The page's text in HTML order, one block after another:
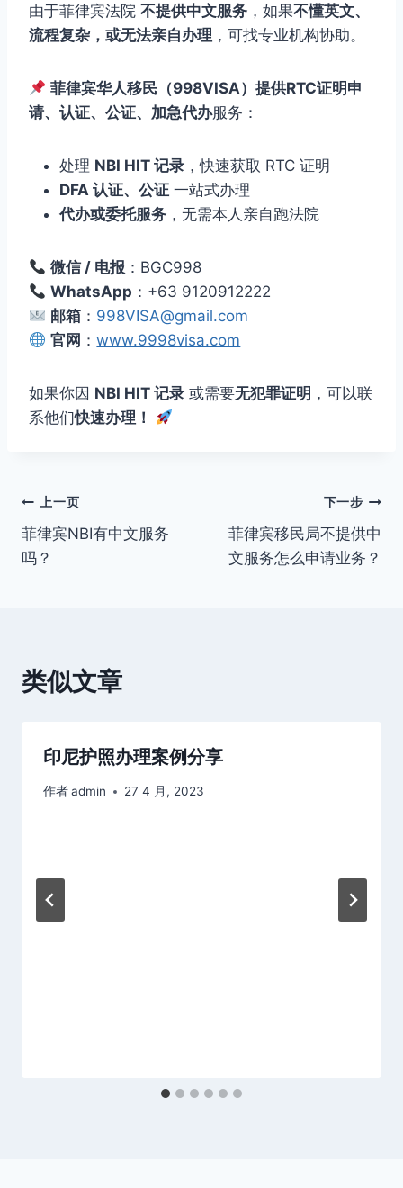
由于菲律宾法院 不提供中文服务 ，如果不懂英文、
流程复杂，或无法亲自办理 ，可找专业机构协助。
菲律宾华人移民（998VISA）提供RTC证明申
请、认证、公证、加急代办服务：
处理 NBI HIT 记录 ，快速获取 RTC 证明
DFA 认证、公证 一站式办理
代办或委托服务 ，无需本人亲自跑法院
微信 / 电报 ：BGC998
WhatsApp ：+63 9120912222
邮箱 ： 998VISA@gmail.com
官网 ：www.9998visa.com
如果你因 NBI HIT 记录 或需要无犯罪证明 ，可以联
系他们快速办理！
文
章
上一页
菲律宾NBI有中文服务
吗？
下一步
菲律宾移民局不提供中
文服务怎么申请业务？
类似文章
印尼护照办理案例分享
作者admin 27 4 月, 2023